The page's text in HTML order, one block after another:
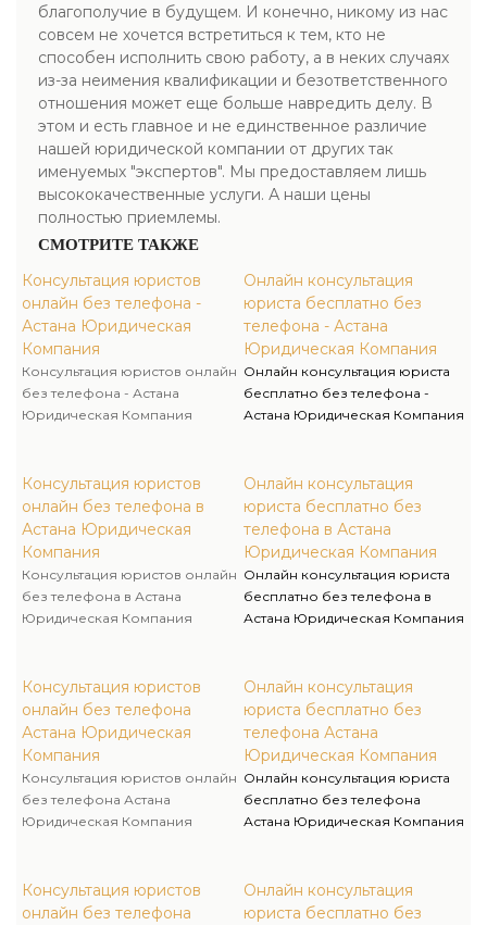
благополучие в будущем. И конечно, никому из нас
совсем не хочется встретиться к тем, кто не
способен исполнить свою работу, а в неких случаях
из-за неимения квалификации и безответственного
отношения может еще больше навредить делу. В
этом и есть главное и не единственное различие
нашей юридической компании от других так
именуемых "экспертов". Мы предоставляем лишь
высококачественные услуги. А наши цены
полностью приемлемы.
СМОТРИТЕ ТАКЖЕ
Консультация юристов
онлайн без телефона -
Астана Юридическая
Компания
Консультация юристов онлайн
без телефона - Астана
Юридическая Компания
Консультация юристов
онлайн без телефона в
Астана Юридическая
Компания
Консультация юристов онлайн
без телефона в Астана
Юридическая Компания
Консультация юристов
онлайн без телефона
Астана Юридическая
Компания
Консультация юристов онлайн
без телефона Астана
Юридическая Компания
Консультация юристов
онлайн без телефона
Онлайн консультация
юриста бесплатно без
телефона - Астана
Юридическая Компания
Онлайн консультация юриста
бесплатно без телефона -
Астана Юридическая Компания
Онлайн консультация
юриста бесплатно без
телефона в Астана
Юридическая Компания
Онлайн консультация юриста
бесплатно без телефона в
Астана Юридическая Компания
Онлайн консультация
юриста бесплатно без
телефона Астана
Юридическая Компания
Онлайн консультация юриста
бесплатно без телефона
Астана Юридическая Компания
Онлайн консультация
юриста бесплатно без